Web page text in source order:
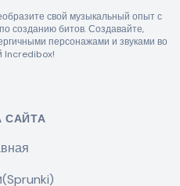
свой музыкальный опыт с
созданию битов. Создавайте,
персонажами и звуками во
Incredibox!
САЙТА